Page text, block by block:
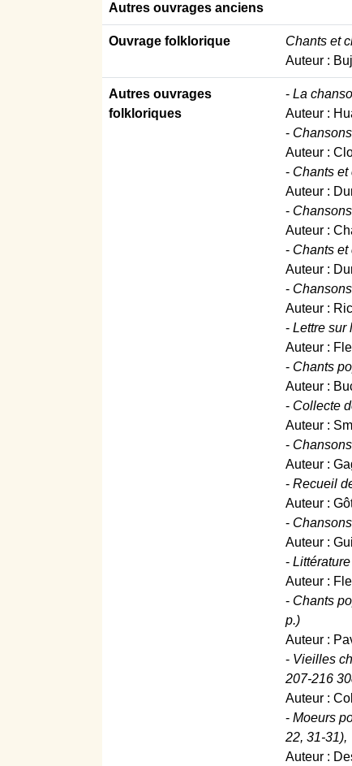
Autres ouvrages anciens
Ouvrage folklorique
Chants et
Auteur :
Autres ouvrages
folkloriques
- La
Auteur :
-
Auteur :
- Chants et
Auteur :
-
Auteur :
- Chants et
Auteur :
-
Auteur :
- Lettre sur
Auteur :
- Chants
Auteur :
- Collecte
Auteur :
-
Auteur :
- Recueil
Auteur :
-
Auteur :
-
Auteur :
- Chants
p.)
Auteur :
- Vieilles
207-216
Auteur :
- Moeurs
22, 31-31),
Auteur :